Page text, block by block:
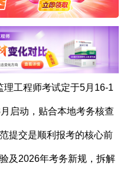
理工程师考试定于5月16-1
启动，贴合本地考务核查
提交是顺利报考的核心前
及2026年考务新规，拆解